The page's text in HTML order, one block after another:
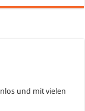
und mit vielen